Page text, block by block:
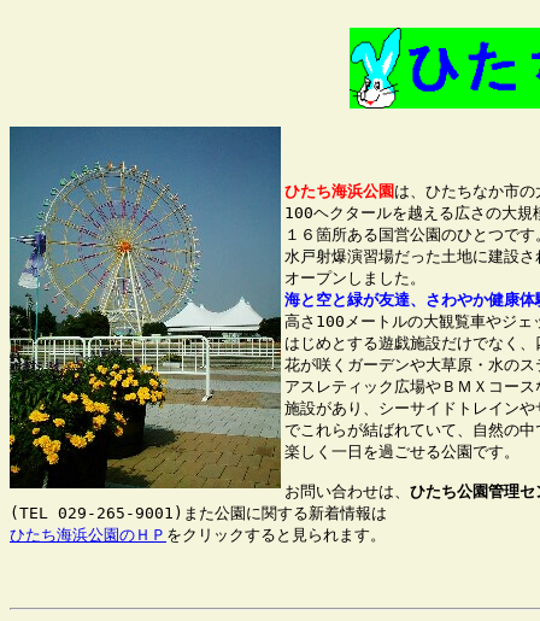
ひたち海浜公園は、ひたちなか市
100ヘクタールを越える広さの大規
１６箇所ある国営公園のひとつで
水戸射爆演習場だった土地に建設
海と空と緑が友達、さわやか健康体
高さ100メートルの大観覧車やジェ
はじめとする遊戯施設だけでなく
花が咲くガーデンや大草原・水の
アスレティック広場やＢＭＸコー
施設があり、シーサイドトレイン
でこれらが結ばれていて、自然の
楽しく一日を過ごせる公園です。
お問い合わせは、 ひたち公園管理セ
ひたち海浜公園のＨＰ をクリックすると見られます。